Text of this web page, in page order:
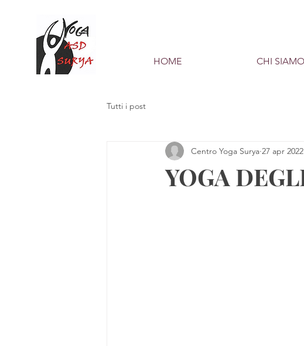
HOME CHI SIAMO
Tutti i post
YOGA
Centro Yoga Surya 27 apr 2022